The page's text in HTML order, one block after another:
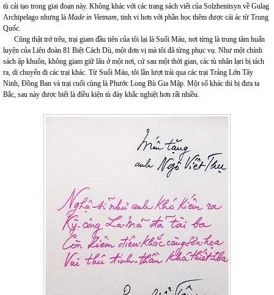
tù cải tạo trong giai đoạn này. Không khác với các trang sách viết của Solzhenitsyn về Gulag
Archipelago nhưng là Made in Vietnam , tinh vi hơn với phần học thêm được cái ác từ Trung
Quốc.
Cũng thật trớ trêu, trại giam đầu tiên của tôi lại là Suối Máu, nơi từng là trung tâm huấn
luyện của Liên đoàn 81 Biệt Cách Dù, một đơn vị mà tôi đã từng phục vụ. Như một chính
sách ập khuôn, không giam giữ lâu ở một nơi, cứ sau một thời gian, các tù nhân lạri bị tách
ra, di chuyển đi các trại khác. Từ Suối Máu, tôi lần lượt trải qua các trại Trảng Lớn Tây
Ninh, Đồng Ban và trại cuối cùng là Phước Long Bù Gia Mập. Một số khác thì bị đưa ta
Bắc, sau này được biết là điều kiện tù đày khắc nghiệt hơn rất nhiều.